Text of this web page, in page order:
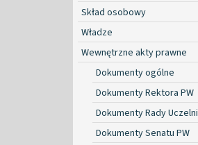
Skład osobowy
Władze
Wewnętrzne akty prawne
Dokumenty ogólne
Dokumenty Rektora PW
Dokumenty Rady Uczelni
Dokumenty Senatu PW